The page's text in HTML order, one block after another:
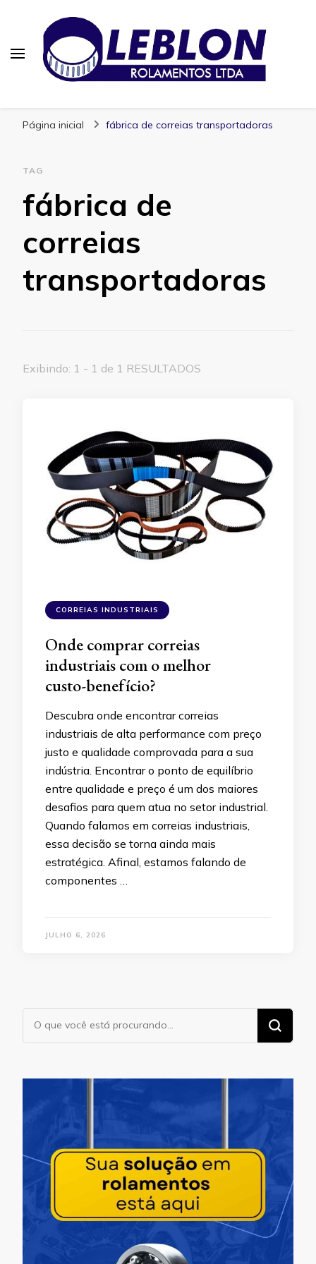
Página inicial fábrica de correias transportadoras
TAG
fábrica de
correias
transportadoras
Exibindo: 1 - 1 de 1 RESULTADOS
CORREIAS INDUSTRIAIS
Onde comprar correias
industriais com o melhor
custo-benefício?
Descubra onde encontrar correias
industriais de alta performance com preço
justo e qualidade comprovada para a sua
indústria. Encontrar o ponto de equilíbrio
entre qualidade e preço é um dos maiores
desafios para quem atua no setor industrial.
Quando falamos em correias industriais,
essa decisão se torna ainda mais
estratégica. Afinal, estamos falando de
componentes …
JULHO 6, 2026
Procurando
algo?